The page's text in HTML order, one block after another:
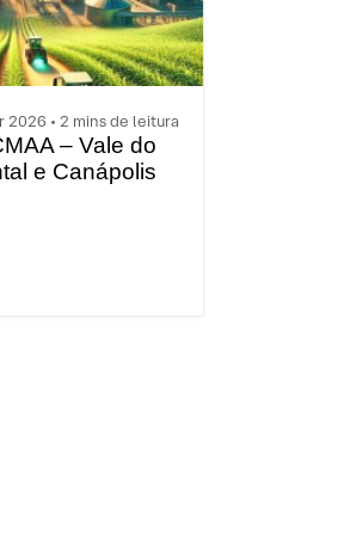
2026 • 2 mins de leitura
– Vale do
e Canápolis